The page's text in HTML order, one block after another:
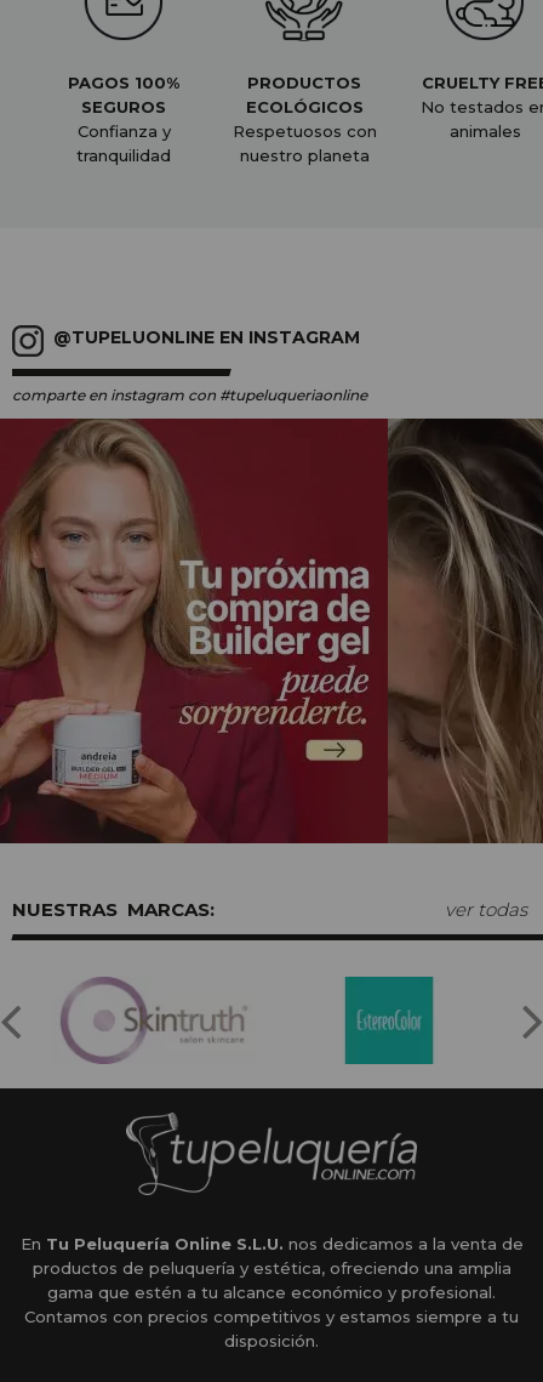
PAGOS 100%
SEGUROS
Confianza y
tranquilidad
PRODUCTOS
ECOLÓGICOS
Respetuosos con
nuestro planeta
CRUELTY
No testados
animales
@TUPELUONLINE EN INSTAGRAM
comparte en instagram con #tupeluqueriaonline
MARCAS: ver todas
En Tu Peluquería Online S.L.U. nos dedicamos a la venta de
productos de peluquería y estética, ofreciendo una amplia
gama que estén a tu alcance económico y profesional.
Contamos con precios competitivos y estamos siempre a tu
disposición.